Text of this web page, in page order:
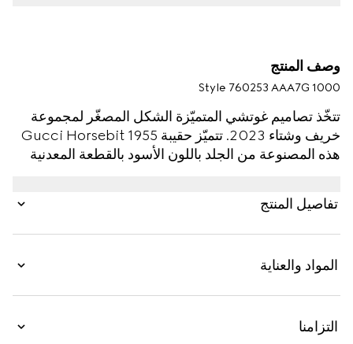
وصف المنتج
Style ‎760253 AAA7G 1000
تتخّذ تصاميم غوتشي المتميّزة الشكل المصغّر لمجموعة
خريف وشتاء 2023. تتميّز حقيبة Gucci Horsebit 1955
هذه المصنوعة من الجلد باللون الأسود بالقطعة المعدنية
التصميم بعدّة طرق، ويندمج بانسيابية في الأزياء المناسبة
لأي يوم ولكل يوم.
تفاصيل المنتج
المواد والعناية
التزامنا